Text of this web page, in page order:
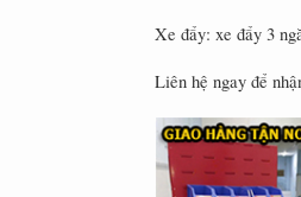
Xe đẩy: xe đẩy 3
Liên hệ ngay để